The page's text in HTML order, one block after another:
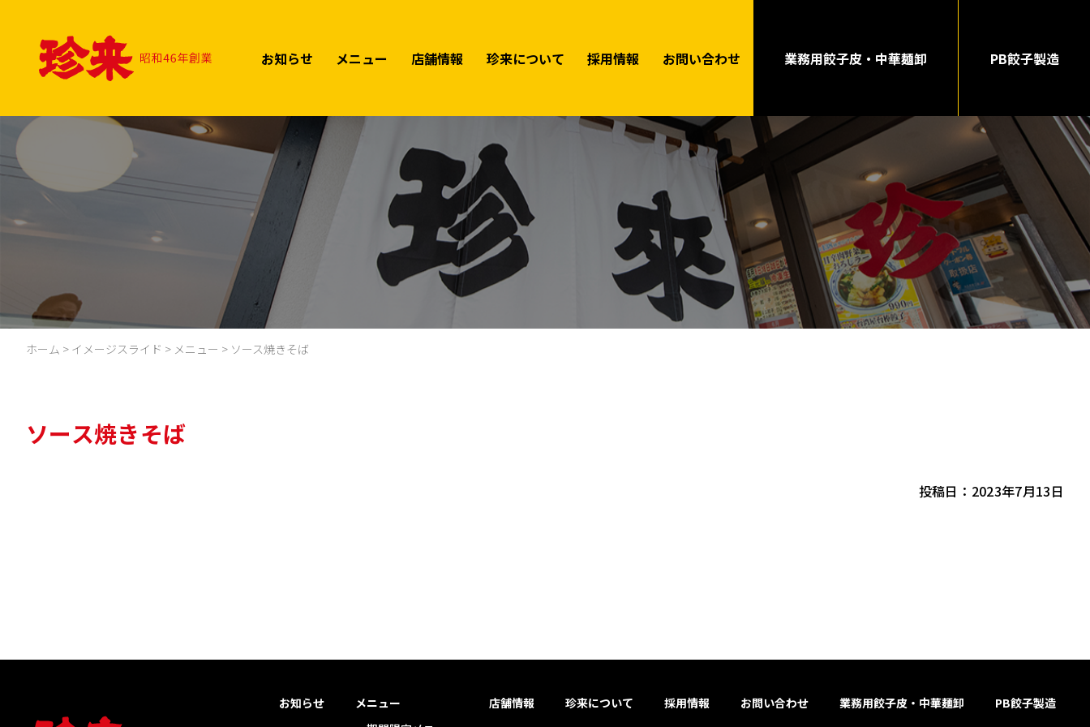
content
お知らせ
メニュー 店舗情報 珍来について 採用情報 お問い合わせ 業務用餃子皮・中華麺卸 PB餃子製造
ホーム > イメージスライド > メニュー > ソース焼きそば
ソース焼きそば
投稿日：2023年7月13日
お知らせ
メニュー
店舗情報 珍来について 採用情報 お問い合わせ 業務用餃子皮・中華麺卸 PB餃子製造